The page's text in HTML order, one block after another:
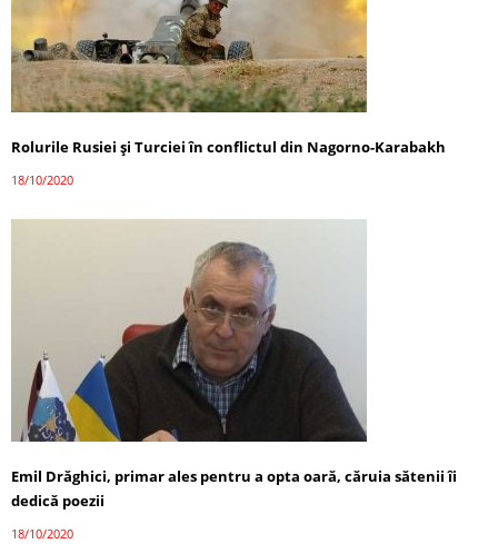
Rolurile Rusiei și Turciei în conflictul din Nagorno-Karabakh
18/10/2020
Emil Drăghici, primar ales pentru a opta oară, căruia sătenii îi
dedică poezii
18/10/2020